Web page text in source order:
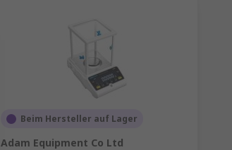
Beim Hersteller auf Lager
Adam Equipment Co Ltd